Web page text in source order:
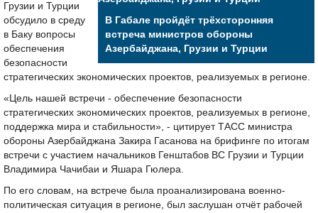
В Габале пройдёт трёхсторонняя
встреча министров обороны
Азербайджана, Грузии и Турции
Грузии и Турции
обсудило в среду
в Баку вопросы
обеспечения
безопасности
стратегических экономических проектов, реализуемых в регионе.
«Цель нашей встречи - обеспечение безопасности
стратегических экономических проектов, реализуемых в регионе,
поддержка мира и стабильности», - цитирует ТАСС министра
обороны Азербайджана Закира Гасанова на брифинге по итогам
встречи с участием начальников Генштабов ВС Грузии и Турции
Владимира Чачибаи и Яшара Гюлера.
По его словам, на встрече была проанализирована военно-
политическая ситуация в регионе, был заслушан отчёт рабочей